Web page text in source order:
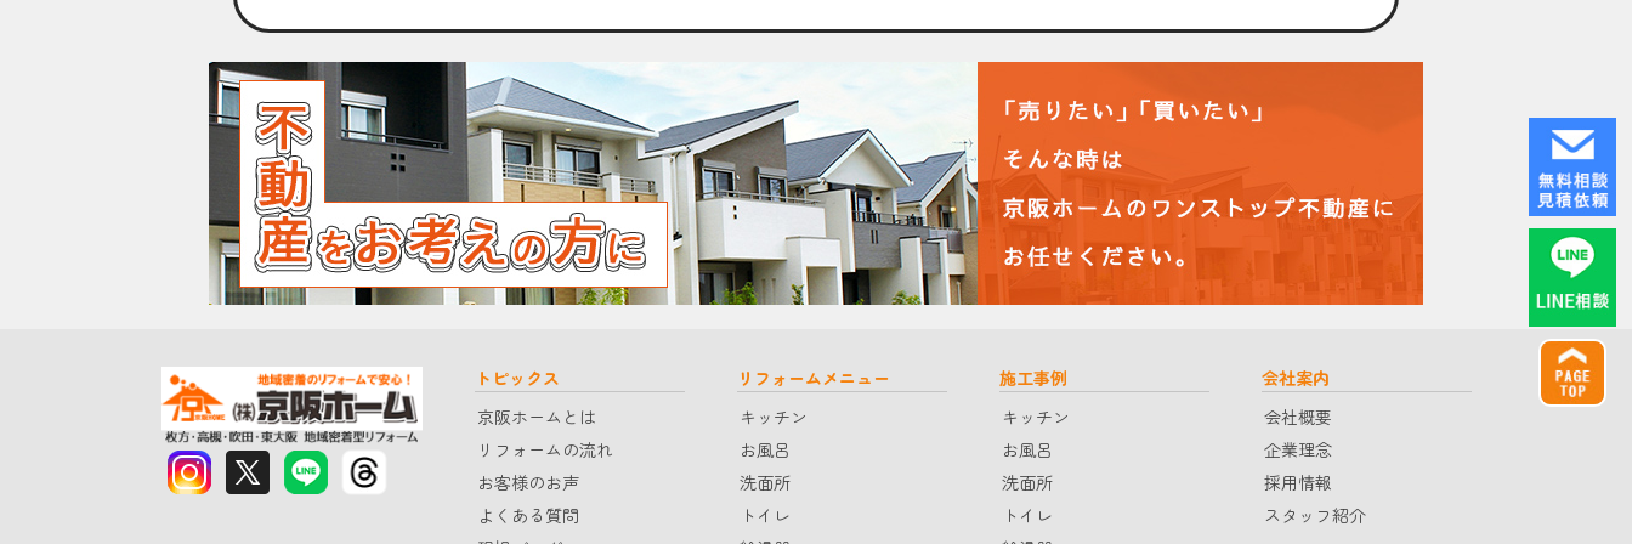
トピックス
京阪ホームとは
リフォームの流れ
お客様のお声
よくある質問
リフォームメニュー
キッチン
お風呂
洗面所
トイレ
施工事例
キッチン
お風呂
洗面所
トイレ
会社案内
会社概要
企業理念
採用情報
スタッフ紹介